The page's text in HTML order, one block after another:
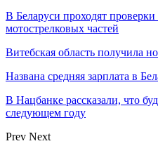
В Беларуси проходят проверки
мотострелковых частей
Витебская область получила
Названа средняя зарплата в
В Нацбанке рассказали, что
следующем году
Prev Next